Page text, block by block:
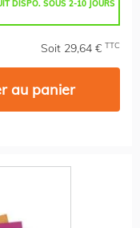
DISPO. SOUS 2-10 JOURS
Soit 29,64 € TTC
au panier